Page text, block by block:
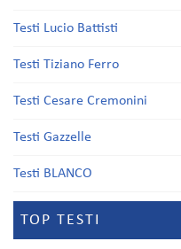
Testi Lucio Battisti
Testi Tiziano Ferro
Testi Cesare Cremonini
Testi Gazzelle
Testi BLANCO
TOP TESTI